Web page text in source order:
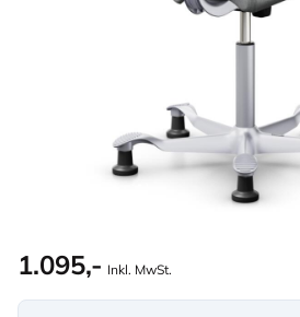
1.095,- Inkl. MwSt.